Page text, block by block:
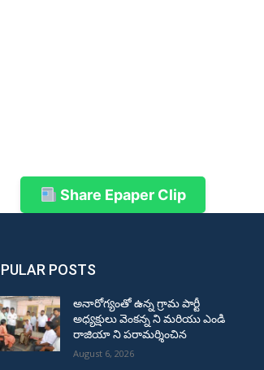
Share Epaper Clip
POSTS
అనారోగ్యంతో ఉన్న గ్రామ పార్టీ
అధ్యక్షులు వెంకన్న ని మరియు ఎండి
రాజియా ని పరామర్శించిన
August 6, 2026